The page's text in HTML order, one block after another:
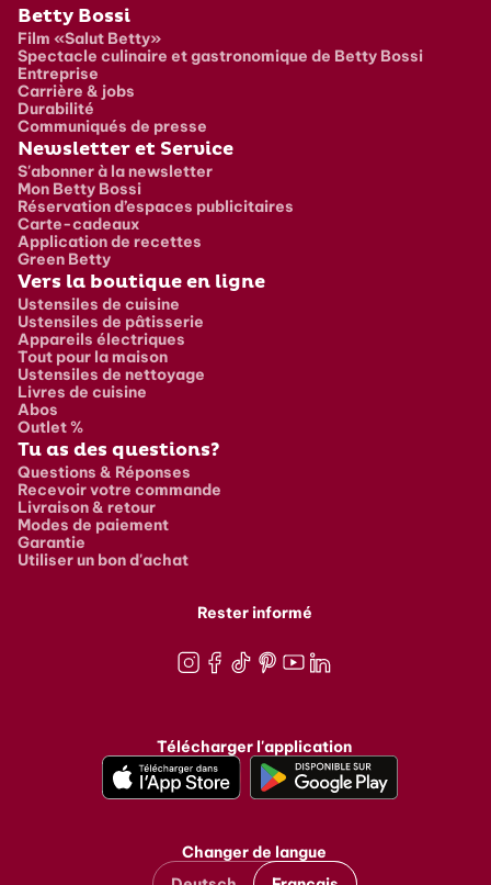
Pied de page
Betty Bossi
Film «Salut Betty»
Spectacle culinaire et gastronomique de Betty Bossi
Entreprise
Carrière & jobs
Durabilité
Communiqués de presse
Newsletter et Service
S'abonner à la newsletter
Mon Betty Bossi
Réservation d’espaces publicitaires
Carte-cadeaux
Application de recettes
Green Betty
Vers la boutique en ligne
Ustensiles de cuisine
Ustensiles de pâtisserie
Appareils électriques
Tout pour la maison
Ustensiles de nettoyage
Livres de cuisine
Abos
Outlet %
Tu as des questions?
Questions & Réponses
Recevoir votre commande
Livraison & retour
Modes de paiement
Garantie
Utiliser un bon d'achat
Rester informé
Télécharger l'application
Changer de langue